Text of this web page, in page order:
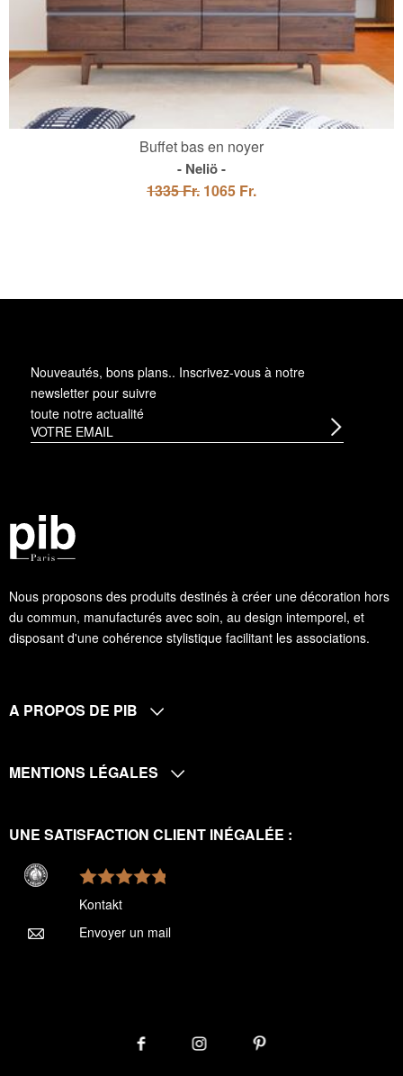
Buffet bas en noyer
Neliö
1335 Fr. 1065 Fr.
Nous proposons des produits destinés à créer une décoration hors
du commun, manufacturés avec soin, au design intemporel, et
disposant d'une cohérence stylistique facilitant les associations.
Nouveautés, bons plans.. Inscrivez-vous à notre
newsletter pour suivre
toute notre actualité
A PROPOS DE PIB
MENTIONS LÉGALES
UNE SATISFACTION CLIENT INÉGALÉE :
Kontakt
Envoyer un mail